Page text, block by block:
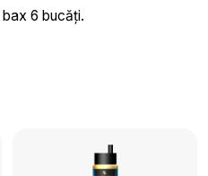
6 bucăți.